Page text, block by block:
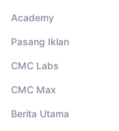
Academy
Pasang Iklan
CMC Labs
CMC Max
Berita Utama